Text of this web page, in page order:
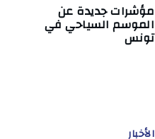
مؤشرات جديدة عن
الموسم السياحي في
تونس
الأخبار